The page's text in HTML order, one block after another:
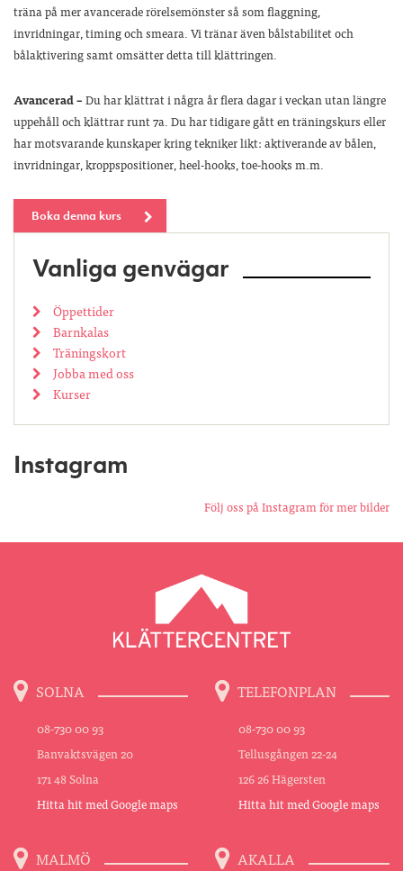
träna på mer avancerade rörelsemönster så som flaggning,
invridningar, timing och smeara. Vi tränar även bålstabilitet och
bålaktivering samt omsätter detta till klättringen.
Avancerad –Du har klättrat i några år flera dagar i veckan utan längre
uppehåll och klättrar runt 7a. Du har tidigare gått en träningskurs eller
har motsvarande kunskaper kring tekniker likt: aktiverande av bålen,
invridningar, kroppspositioner, heel-hooks, toe-hooks m.m.
Boka denna kurs
Vanliga genvägar
Öppettider
Barnkalas
Träningskort
Jobba med oss
Kurser
Instagram
Följ oss på Instagram för mer bilder
SOLNA
08-730 00 93
Banvaktsvägen 20
171 48 Solna
Hitta hit med Google maps
TELEFONPLAN
08-730 00 93
Tellusgången 22-24
126 26 Hägersten
Hitta hit med Google maps
MALMÖ AKALLA